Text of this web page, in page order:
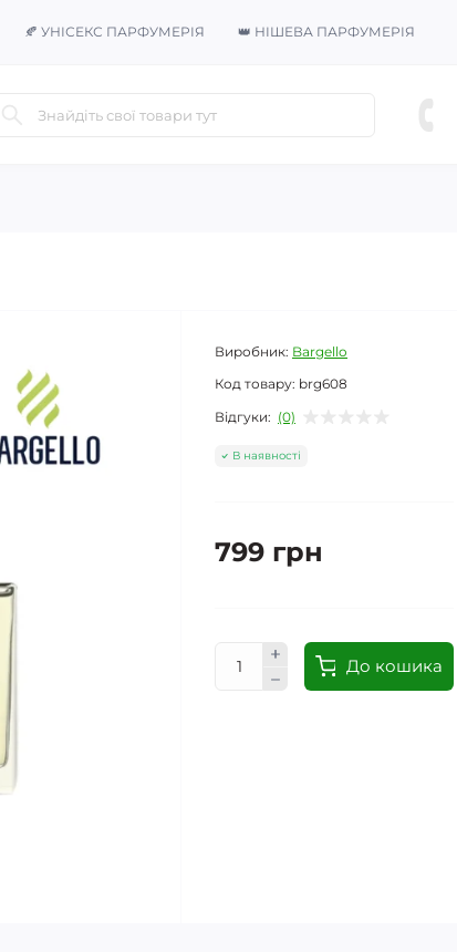
🍂 УНІСЕКС ПАРФУМЕРІЯ 👑 НІШЕВА ПАРФУМЕРІЯ
Виробник: Bargello
Код товару: brg608
Відгуки: (0)
В наявності
799 грн
До кошика